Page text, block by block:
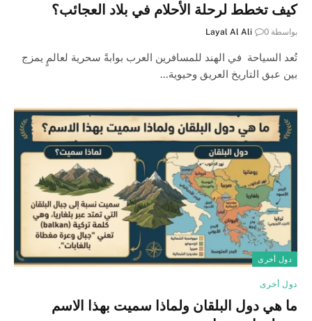
كيف تخطط لرحلة الأحلام في بلاد العجائب؟
بواسطة Layal Al Ali 0
تُعد السياحة في الهند للمسافرين العرب بوابةً سحرية لعالمٍ يمزج
بين عبق التاريخ العريق وحيوية…
دول أخرى
دول أخرى
ما هي دول البلقان ولماذا سميت بهذا الاسم